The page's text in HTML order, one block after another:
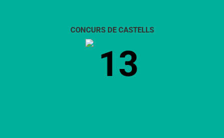
CONCURS DE CASTELLS
13